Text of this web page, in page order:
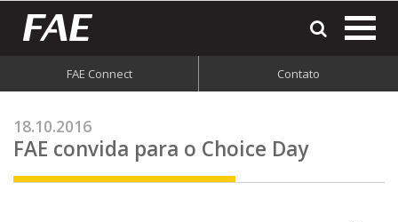
FAE Connect Contato
18.10.2016
FAE convida para o Choice Day